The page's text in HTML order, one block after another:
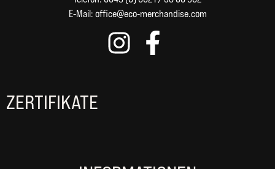
E-Mail: office@eco-merchandise.com
ZERTIFIKATE